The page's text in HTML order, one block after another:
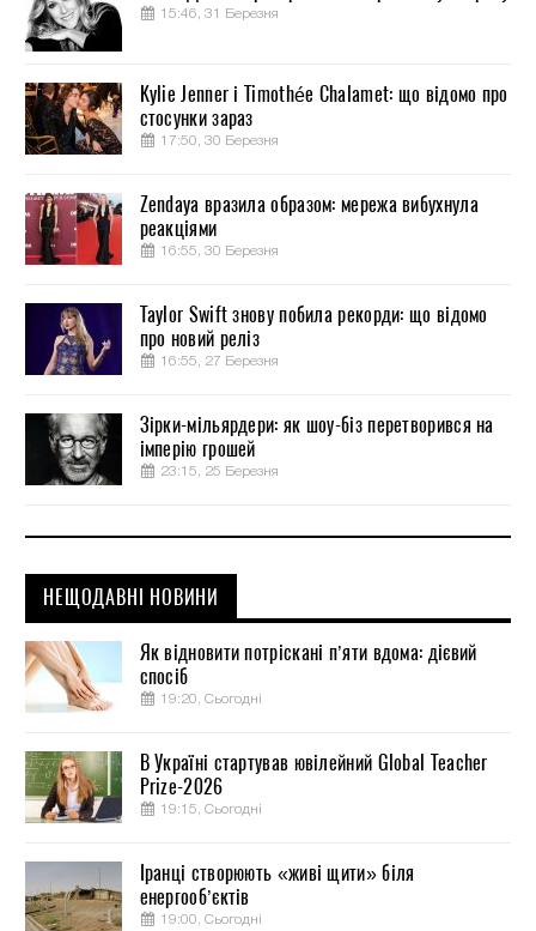
15:46, 31 Березня
Kylie Jenner і Timothée Chalamet: що відомо про
стосунки зараз
17:50, 30 Березня
Zendaya вразила образом: мережа вибухнула
реакціями
16:55, 30 Березня
Taylor Swift знову побила рекорди: що відомо
про новий реліз
16:55, 27 Березня
Зірки-мільярдери: як шоу-біз перетворився на
імперію грошей
23:15, 25 Березня
НЕЩОДАВНІ НОВИНИ
Як відновити потріскані п’яти вдома: дієвий
спосіб
19:20, Сьогодні
В Україні стартував ювілейний Global Teacher
Prize-2026
19:15, Сьогодні
Іранці створюють «живі щити» біля
енергооб’єктів
19:00, Сьогодні